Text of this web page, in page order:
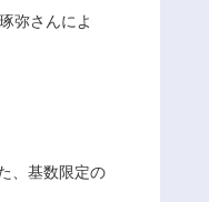
弥さんによ
、基数限定の